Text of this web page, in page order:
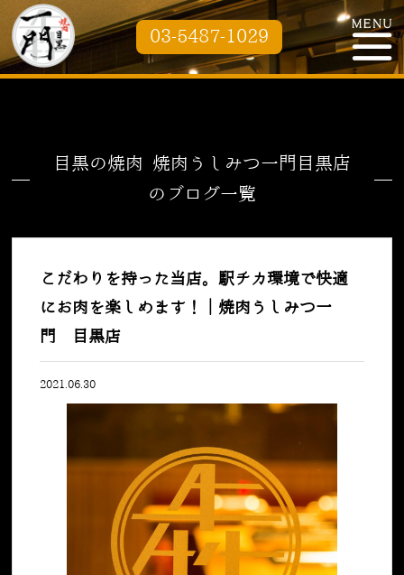
03-5487-1029
目黒の焼肉 焼肉うしみつ一門目黒店
のブログ一覧
こだわりを持った当店。駅チカ環境で快適
にお肉を楽しめます！｜焼肉うしみつ一
門 目黒店
2021.06.30